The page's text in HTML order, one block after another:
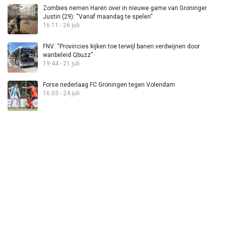
Zombies nemen Haren over in nieuwe game van Groninger
Justin (29): “Vanaf maandag te spelen”
16:11 - 26 juli
FNV: “Provincies kijken toe terwijl banen verdwijnen door
wanbeleid Qbuzz”
19:44 - 21 juli
Forse nederlaag FC Groningen tegen Volendam
16:03 - 24 juli